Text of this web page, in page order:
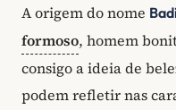
A origem do nome Badi
formoso, homem
consigo a ideia de
podem refletir nas